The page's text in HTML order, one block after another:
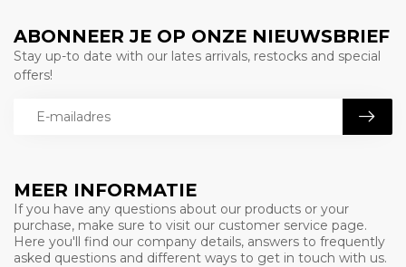
MEER INFORMATIE
If you have any questions about our products or your
purchase, make sure to visit our customer service page.
Here you'll find our company details, answers to frequently
asked questions and different ways to get in touch with us.
ABONNEER JE OP ONZE NIEUWSBRIEF
Stay up-to date with our lates arrivals, restocks and special
offers!